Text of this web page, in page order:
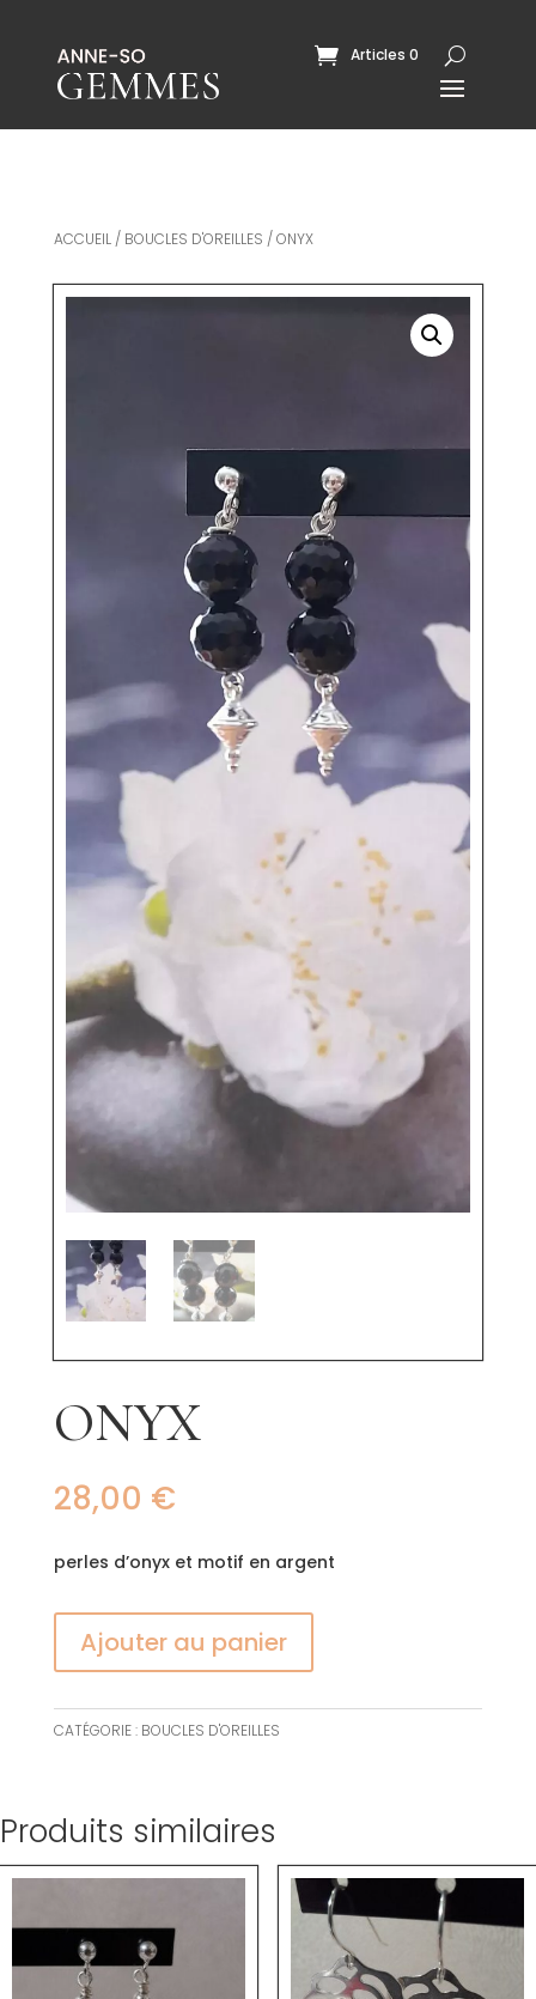
Articles 0
ACCUEIL/ BOUCLES D'OREILLES / ONYX
ONYX
28,00 €
perles d’onyx et motif en argent
Ajouter au panier
CATÉGORIE : BOUCLES D'OREILLES
Produits similaires